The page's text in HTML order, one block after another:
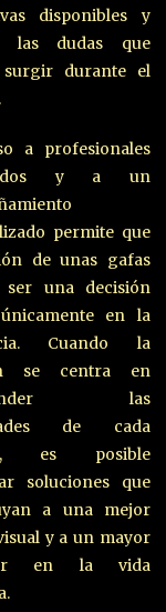
disponibles y
las dudas que
surgir durante el
a profesionales
y a un
permite que
de unas gafas
ser una decisión
en la
Cuando la
se centra en
las
de cada
es posible
soluciones que
a una mejor
y a un mayor
en la vida